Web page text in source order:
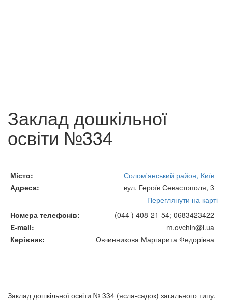
Заклад дошкільної
освіти №334
Місто
Солом'янський район, Київ
Адреса
вул. Героїв Севастополя, 3
Переглянути на карті
Номера телефонів
(044 ) 408-21-54; 0683423422
E-mail
m.ovchin@i.ua
Керівник
Овчинникова Маргарита Федорівна
Заклад дошкільної освіти № 334 (ясла-садок) загального типу.